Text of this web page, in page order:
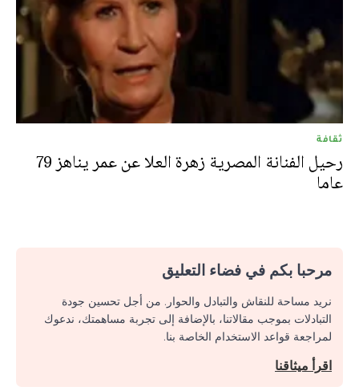
ثقافة
رحيل الفنانة المصرية زهرة العلا عن عمر يناهز 79
عاما
مرحبا بكم في فضاء التعليق
نريد مساحة للنقاش والتبادل والحوار. من أجل تحسين جودة
التبادلات بموجب مقالاتنا، بالإضافة إلى تجربة مساهمتك، ندعوك
لمراجعة قواعد الاستخدام الخاصة بنا.
اقرأ ميثاقنا